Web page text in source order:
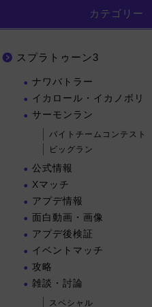
カテゴリー
スプラトゥーン3
ナワバトラー
イカロール・イカノボリ
サーモンラン
バイトチームコンテスト
ビッグラン
公式情報
Xマッチ
アプデ情報
面白動画・画像
アプデ後検証
イベントマッチ
攻略
雑談・討論
スペシャル